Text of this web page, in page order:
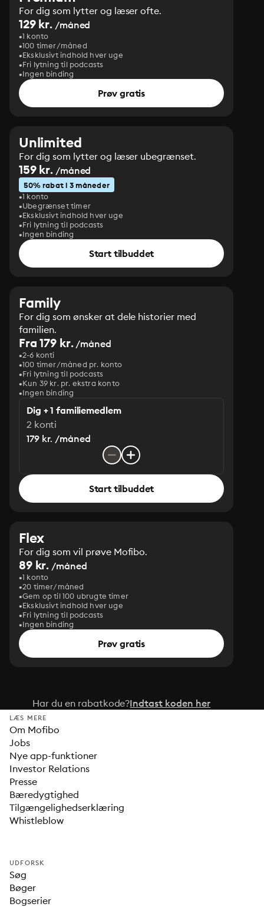
For dig som lytter og læser ofte.
129 kr. /måned
1 konto
100 timer/måned
Eksklusivt indhold hver uge
Fri lytning til podcasts
Ingen binding
Prøv gratis
Unlimited
For dig som lytter og læser ubegrænset.
159 kr. /måned
50% rabat i 3 måneder
1 konto
Ubegrænset timer
Eksklusivt indhold hver uge
Fri lytning til podcasts
Ingen binding
Start tilbuddet
Family
For dig som ønsker at dele historier med
familien.
Fra 179 kr./måned
2-6 konti
100 timer/måned pr. konto
Fri lytning til podcasts
Kun 39 kr. pr. ekstra konto
Ingen binding
Dig + 1 familiemedlem
2 konti
179 kr. /måned
Start tilbuddet
Flex
For dig som vil prøve Mofibo.
89 kr. /måned
1 konto
20 timer/måned
Gem op til 100 ubrugte timer
Eksklusivt indhold hver uge
Fri lytning til podcasts
Ingen binding
Prøv gratis
Har du en rabatkode?Indtast koden her
LÆS MERE
Om Mofibo
Jobs
Nye app-funktioner
Investor Relations
Presse
Bæredygtighed
Tilgængelighedserklæring
Whistleblow
UDFORSK
Søg
Bøger
Bogserier